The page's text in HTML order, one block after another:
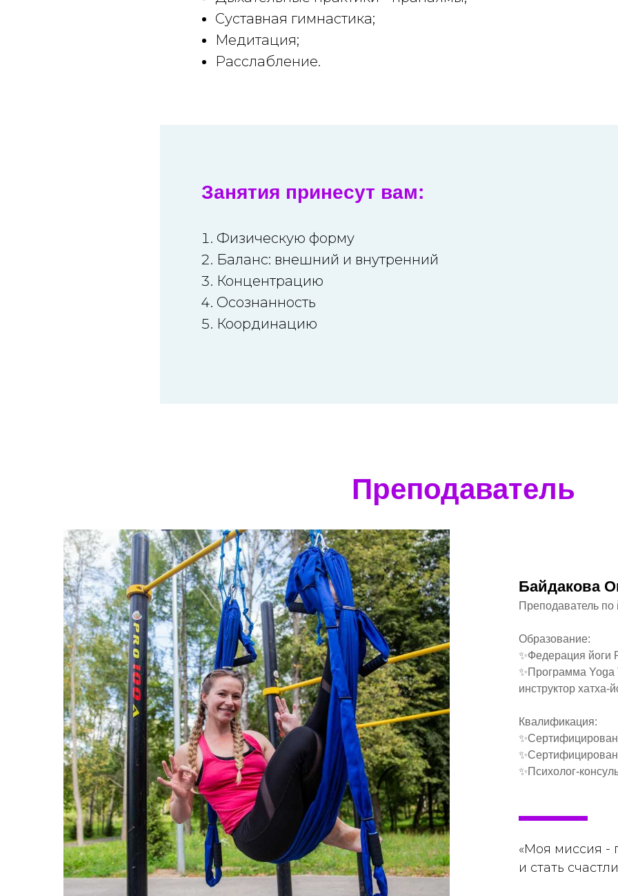
Суставная гимнастика;
Медитация;
Расслабление.
Занятия принесут вам:
Физическую форму
Баланс: внешний и внутренний
Концентрацию
Осознанность
Координацию
Преподаватель
Байдакова
Преподаватель по
Образование:
✨Федерация йоги
✨Программа Yoga
инструктор хатха-
Квалификация:
✨Психолог-
«Моя миссия -
и стать